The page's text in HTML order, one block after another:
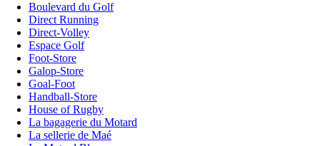
Boulevard du Golf
Direct Running
Direct-Volley
Espace Golf
Foot-Store
Galop-Store
Goal-Foot
Handball-Store
House of Rugby
La bagagerie du Motard
La sellerie de Maé